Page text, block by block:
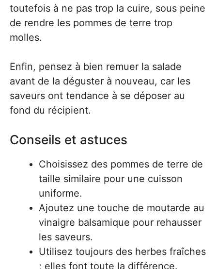
toutefois à ne pas trop la cuire, sous peine
de rendre les pommes de terre trop
molles.
Enfin, pensez à bien remuer la salade
avant de la déguster à nouveau, car les
saveurs ont tendance à se déposer au
fond du récipient.
Conseils et astuces
Choisissez des pommes de terre de
taille similaire pour une cuisson
uniforme.
Ajoutez une touche de moutarde au
vinaigre balsamique pour rehausser
les saveurs.
Utilisez toujours des herbes fraîches
; elles font toute la différence.